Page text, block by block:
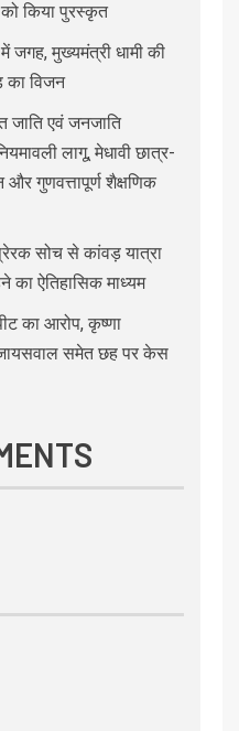
किया पुरस्कृत
में जगह, मुख्यमंत्री धामी की
का विजन
जाति एवं जनजाति
लागू, मेधावी छात्र-
गुणवत्तापूर्ण शैक्षणिक
सोच से कांवड़ यात्रा
का ऐतिहासिक माध्यम
का आरोप, कृष्णा
समेत छह पर केस